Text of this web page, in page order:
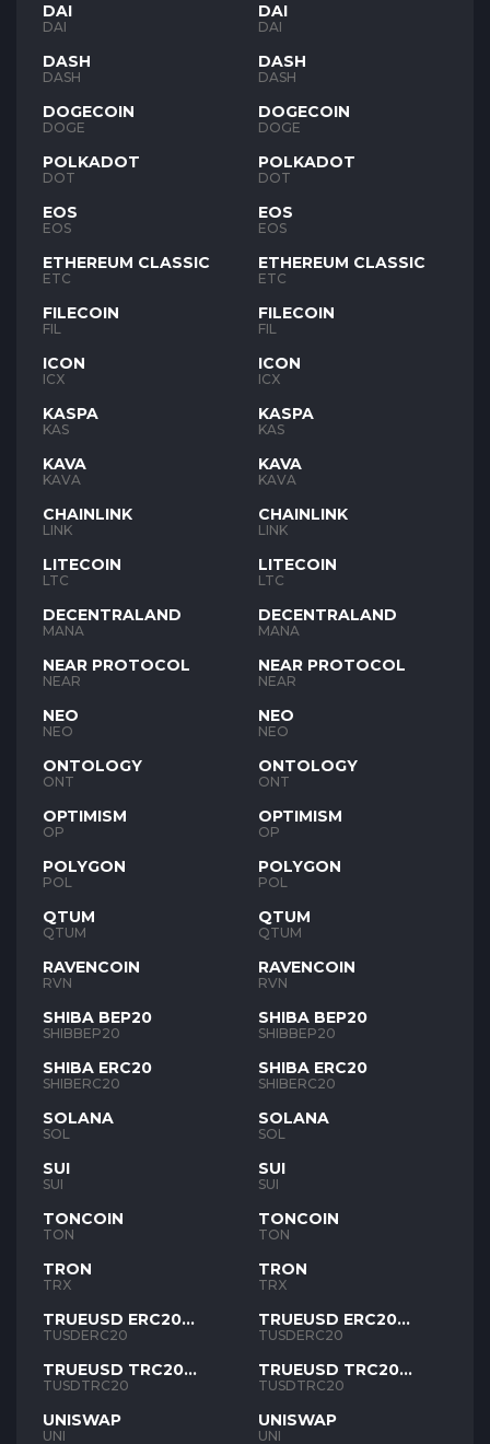
DAI
DAI
DASH
DASH
DOGECOIN
DOGE
POLKADOT
DOT
EOS
EOS
ETHEREUM CLASSIC
ETC
FILECOIN
FIL
ICON
ICX
KASPA
KAS
KAVA
KAVA
CHAINLINK
LINK
LITECOIN
LTC
DECENTRALAND
MANA
NEAR PROTOCOL
NEAR
NEO
NEO
ONTOLOGY
ONT
OPTIMISM
OP
POLYGON
POL
QTUM
QTUM
RAVENCOIN
RVN
SHIBA BEP20
SHIBBEP20
SHIBA ERC20
SHIBERC20
SOLANA
SOL
SUI
SUI
TONCOIN
TON
TRON
TRX
TRUEUSD ERC20
TUSD
TUSDERC20
TRUEUSD TRC20
TUSD
TUSDTRC20
UNISWAP
UNI
DAI
DAI
DASH
DASH
DOGECOIN
DOGE
POLKADOT
DOT
EOS
EOS
ETHEREUM CLASSIC
ETC
FILECOIN
FIL
ICON
ICX
KASPA
KAS
KAVA
KAVA
CHAINLINK
LINK
LITECOIN
LTC
DECENTRALAND
MANA
NEAR PROTOCOL
NEAR
NEO
NEO
ONTOLOGY
ONT
OPTIMISM
OP
POLYGON
POL
QTUM
QTUM
RAVENCOIN
RVN
SHIBA BEP20
SHIBBEP20
SHIBA ERC20
SHIBERC20
SOLANA
SOL
SUI
SUI
TONCOIN
TON
TRON
TRX
TRUEUSD ERC20
TUSD
TUSDERC20
TRUEUSD TRC20
TUSD
TUSDTRC20
UNISWAP
UNI